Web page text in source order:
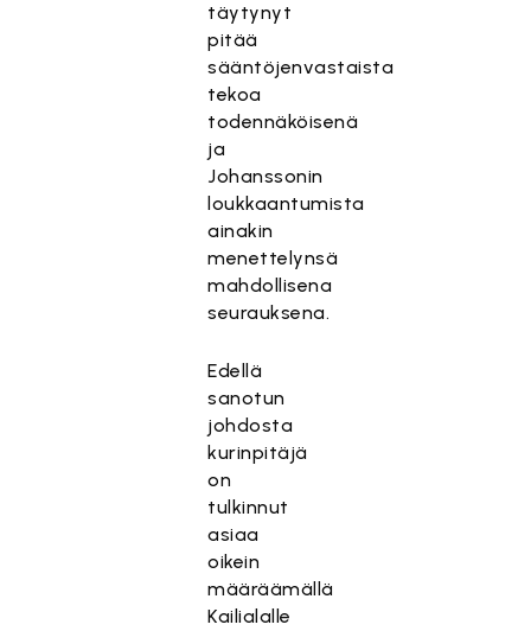
täytynyt
pitää
sääntöjenvastaista
tekoa
todennäköisenä
ja
Johanssonin
loukkaantumista
ainakin
menettelynsä
mahdollisena
seurauksena.
Edellä
sanotun
johdosta
kurinpitäjä
on
tulkinnut
asiaa
oikein
määräämällä
Kailialalle